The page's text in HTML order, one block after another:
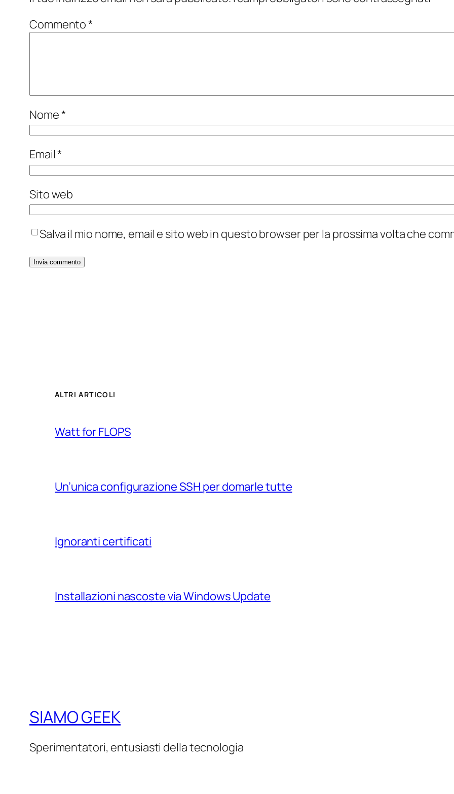
Commento*
Nome*
Email*
Sito web
Salva il mio nome, email e sito web in questo browser per la prossima volta che
ALTRI ARTICOLI
Watt for FLOPS
Un’unica configurazione SSH per domarle tutte
Ignoranti certificati
Installazioni nascoste via Windows Update
SIAMO GEEK
Sperimentatori, entusiasti della tecnologia